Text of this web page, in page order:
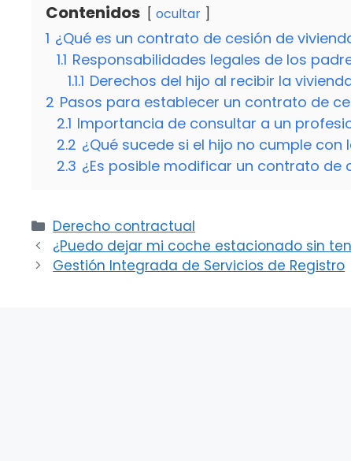
Contenidos ocultar
1 ¿Qué es un contrato de cesión de
1.1 Responsabilidades legales de los
1.1.1 Derechos del hijo al recibir la
2 Pasos para establecer un contrato de
2.1 Importancia de consultar a un
2.2 ¿Qué sucede si el hijo no cumple
2.3 ¿Es posible modificar un contrato de
Categorías
Derecho contractual
¿Puedo dejar mi coche estacionado sin
Gestión Integrada de Servicios de Registro